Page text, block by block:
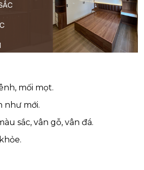
mối mọt.
như mới.
sắc, vân gỗ, vân đá.